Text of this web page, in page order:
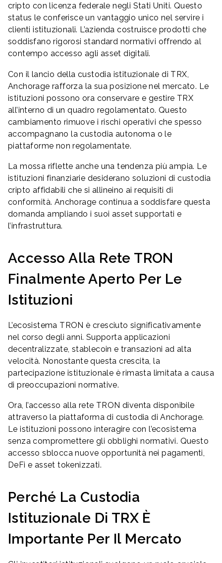
cripto con licenza federale negli Stati Uniti. Questo
status le conferisce un vantaggio unico nel servire i
clienti istituzionali. L’azienda costruisce prodotti che
soddisfano rigorosi standard normativi offrendo al
contempo accesso agli asset digitali.
Con il lancio della custodia istituzionale di TRX,
Anchorage rafforza la sua posizione nel mercato. Le
istituzioni possono ora conservare e gestire TRX
all’interno di un quadro regolamentato. Questo
cambiamento rimuove i rischi operativi che spesso
accompagnano la custodia autonoma o le
piattaforme non regolamentate.
La mossa riflette anche una tendenza più ampia. Le
istituzioni finanziarie desiderano soluzioni di custodia
cripto affidabili che si allineino ai requisiti di
conformità. Anchorage continua a soddisfare questa
domanda ampliando i suoi asset supportati e
l’infrastruttura.
Accesso Alla Rete TRON
Finalmente Aperto Per Le
Istituzioni
L’ecosistema TRON è cresciuto significativamente
nel corso degli anni. Supporta applicazioni
decentralizzate, stablecoin e transazioni ad alta
velocità. Nonostante questa crescita, la
partecipazione istituzionale è rimasta limitata a causa
di preoccupazioni normative.
Ora, l’accesso alla rete TRON diventa disponibile
attraverso la piattaforma di custodia di Anchorage.
Le istituzioni possono interagire con l’ecosistema
senza compromettere gli obblighi normativi. Questo
accesso sblocca nuove opportunità nei pagamenti,
DeFi e asset tokenizzati.
Perché La Custodia
Istituzionale Di TRX È
Importante Per Il Mercato